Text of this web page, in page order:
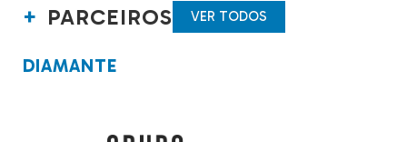
PARCEIROS VER TODOS
DIAMANTE